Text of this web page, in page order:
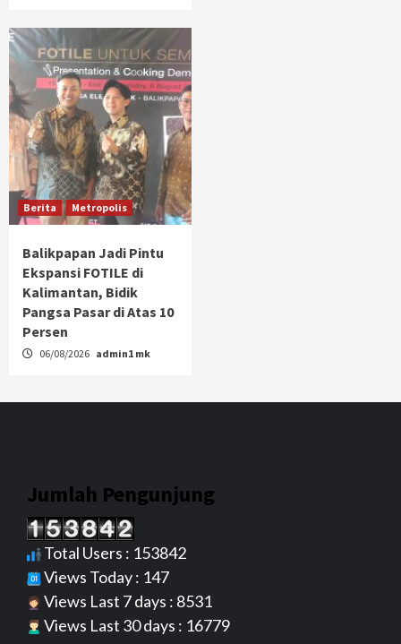
Berita Metropolis
Balikpapan Jadi Pintu
Ekspansi FOTILE di
Kalimantan, Bidik
Pangsa Pasar di Atas 10
Persen
06/08/2026 admin1 mk
Jumlah Pengunjung
Total Users : 153842
Views Today : 147
Views Last 7 days : 8531
Views Last 30 days : 16779